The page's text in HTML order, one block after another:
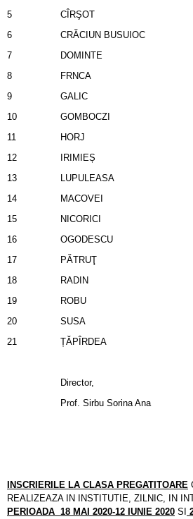
5
CÎRŞOT
6
CRĂCIUN BUSUIOC
7
DOMINTE
8
FRNCA
9
GALIC
10
GOMBOCZI
11
HORJ
12
IRIMIEȘ
13
LUPULEASA
14
MACOVEI
15
NICORICI
16
OGODESCU
17
PĂTRUŢ
18
RADIN
19
ROBU
20
SUSA
21
ȚĂPÎRDEA
Director,
Prof. Sirbu Sorina Ana
INSCRIERILE LA CLASA PREGATITOARE
REALIZEAZA IN INSTITUTIE, ZILNIC, IN
PERIOADA 18 MAI 2020-12 IUNIE 2020 SI